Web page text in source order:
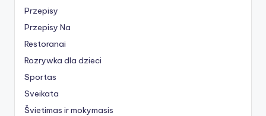
Przepisy
Przepisy Na
Restoranai
Rozrywka dla dzieci
Sportas
Sveikata
Švietimas ir mokymasis